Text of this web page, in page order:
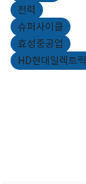
전력
슈퍼사이클
효성중공업
HD현대일렉트릭